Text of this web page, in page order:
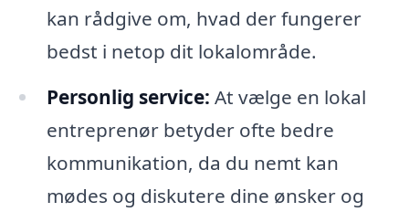
kan rådgive om, hvad der fungerer
bedst i netop dit lokalområde.
Personlig service: At vælge en lokal
entreprenør betyder ofte bedre
kommunikation, da du nemt kan
mødes og diskutere dine ønsker og